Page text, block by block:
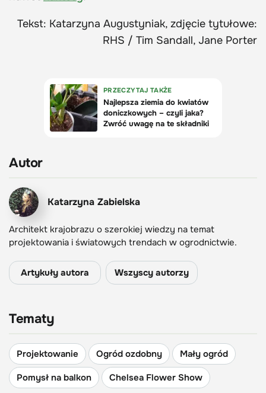
Tekst: Katarzyna Augustyniak, zdjęcie tytułowe:
RHS / Tim Sandall, Jane Porter
Autor
Katarzyna Zabielska
Architekt krajobrazu o szerokiej wiedzy na temat
projektowania i światowych trendach w ogrodnictwie.
Artykuły autora Wszyscy autorzy
Tematy
Projektowanie Ogród ozdobny
Mały ogród
Pomysł na balkon
Chelsea Flower Show